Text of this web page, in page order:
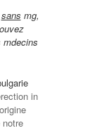
sans mg,
mdecins
in